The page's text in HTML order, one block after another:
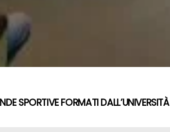
SPORTIVE FORMATI DALL’UNIVERSITÀ